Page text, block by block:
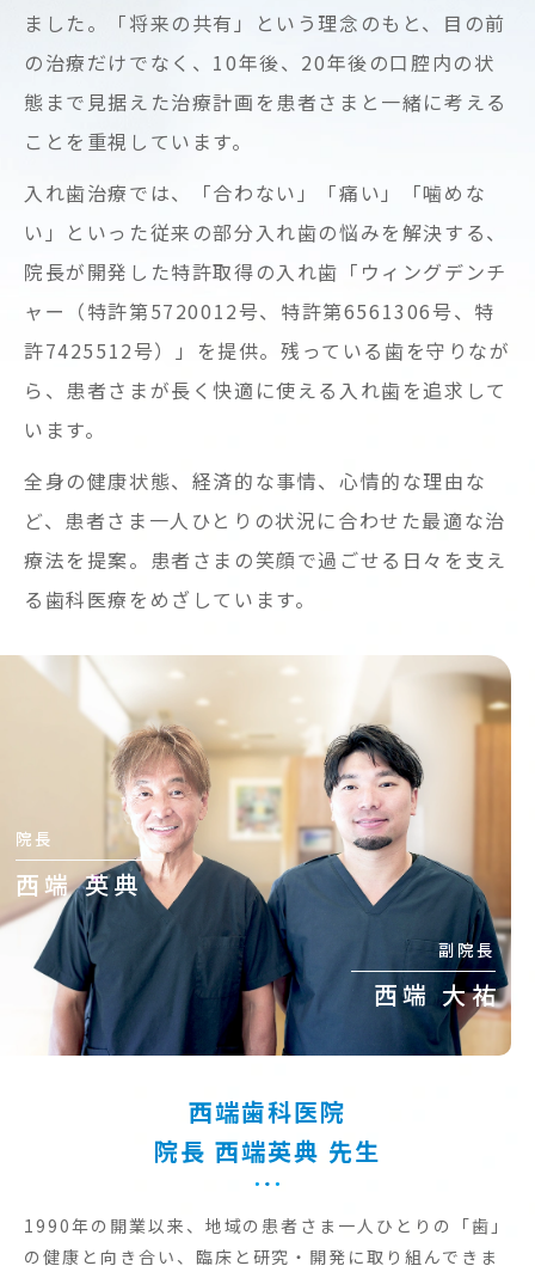
ました。「将来の共有」という理念のもと、目の前
の治療だけでなく、10年後、20年後の口腔内の状
態まで見据えた治療計画を患者さまと一緒に考える
ことを重視しています。
入れ歯治療では、「合わない」「痛い」「噛めな
い」といった従来の部分入れ歯の悩みを解決する、
院長が開発した特許取得の入れ歯「ウィングデンチ
ャー（特許第5720012号、特許第6561306号、特
許7425512号）」を提供。残っている歯を守りなが
ら、患者さまが長く快適に使える入れ歯を追求して
います。
全身の健康状態、経済的な事情、心情的な理由な
ど、患者さま一人ひとりの状況に合わせた最適な治
療法を提案。患者さまの笑顔で過ごせる日々を支え
る歯科医療をめざしています。
院長
西端 英典
副院長
西端 大祐
西端歯科医院
院長 西端英典 先生
1990年の開業以来、地域の患者さま一人ひとりの「歯」
の健康と向き合い、臨床と研究・開発に取り組んできま